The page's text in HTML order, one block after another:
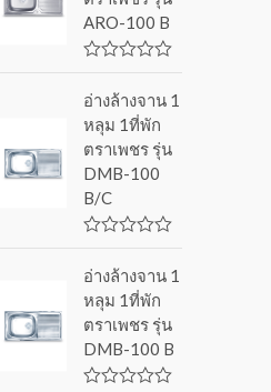
ARO-100 B
a
t
e
0
o
u
t
o
อ่างล้างจาน 1
หลุม 1ที่พัก
ตราเพชร รุ่น
DMB-100
B/C
a
t
e
0
o
u
t
อ่างล้างจาน 1
หลุม 1ที่พัก
ตราเพชร รุ่น
DMB-100 B